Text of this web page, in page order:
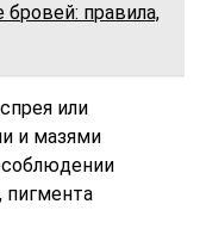
правила,
или
и мазями
пигмента